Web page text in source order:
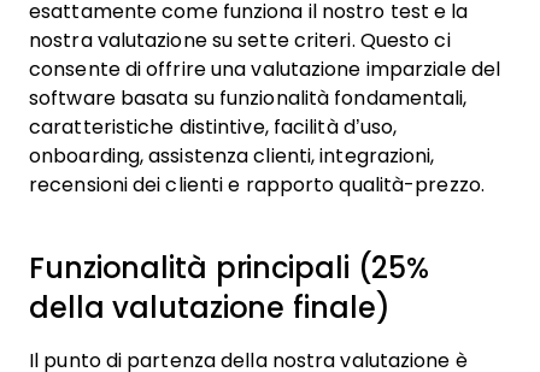
esattamente come funziona il nostro test e la
nostra valutazione su sette criteri. Questo ci
consente di offrire una valutazione imparziale del
software basata su funzionalità fondamentali,
caratteristiche distintive, facilità d’uso,
onboarding, assistenza clienti, integrazioni,
recensioni dei clienti e rapporto qualità-prezzo.
Funzionalità principali (25%
della valutazione finale)
Il punto di partenza della nostra valutazione è